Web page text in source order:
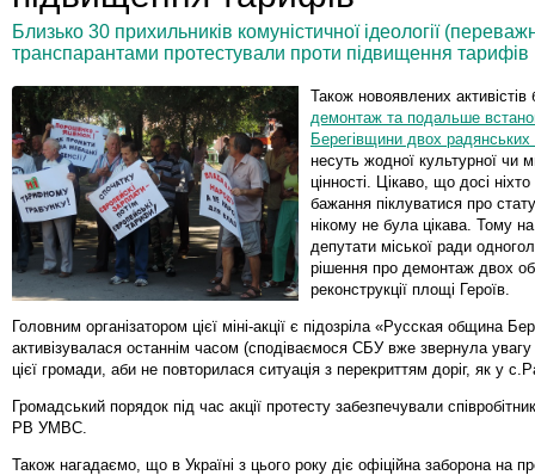
Близько 30 прихильників комуністичної ідеології
транспарантами протестували проти підвищення тарифів
Також новоявлених активістів
демонтаж та подальше
Берегівщини двох радянських
несуть жодної культурної чи
цінності. Цікаво, що досі
бажання піклуватися про
нікому не була цікава. Тому на
депутати міської ради
рішення про демонтаж двох
реконструкції площі Героїв.
Головним організатором цієї міні-акції є підозріла «Русская община
активізувалася останнім часом (сподіваємося СБУ вже звернула увагу
цієї громади, аби не повторилася ситуація з перекриттям доріг, як у
Громадський порядок під час акції протесту забезпечували
РВ УМВС.
Також нагадаємо, що в Україні з цього року діє офіційна заборона на